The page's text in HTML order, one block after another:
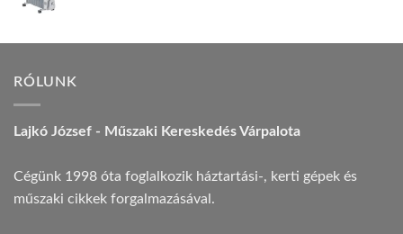
RÓLUNK
Lajkó József - Műszaki Kereskedés Várpalota
Cégünk 1998 óta foglalkozik háztartási-, kerti gépek és
műszaki cikkek forgalmazásával.